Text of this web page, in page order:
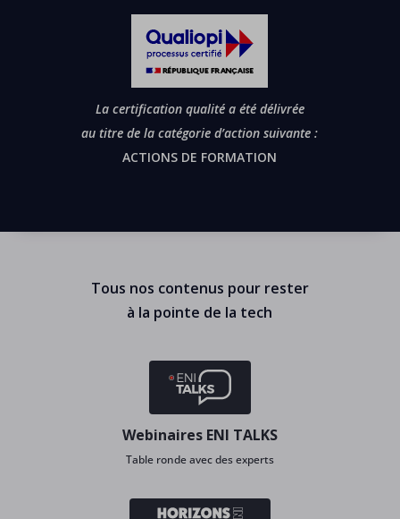
La certification qualité a été délivrée
au titre de la catégorie d’action suivante :
ACTIONS DE FORMATION
Tous nos contenus pour rester
à la pointe de la tech
Webinaires ENI TALKS
Table ronde avec des experts